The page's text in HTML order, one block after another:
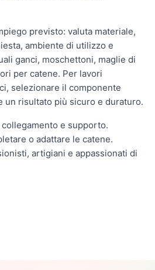
previsto: valuta materiale,
ambiente di utilizzo e
ganci, moschettoni, maglie di
per catene. Per lavori
selezionare il componente
un risultato più sicuro e duraturo.
e supporto.
o adattare le catene.
artigiani e appassionati di